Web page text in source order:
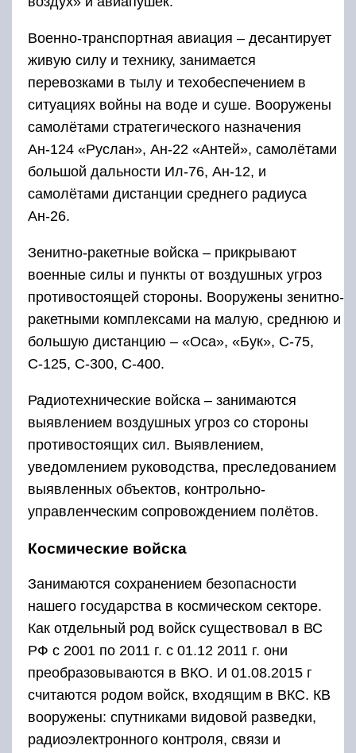
Военно-транспортная авиация – десантирует
живую силу и технику, занимается
перевозками в тылу и техобеспечением в
ситуациях войны на воде и суше. Вооружены
самолётами стратегического назначения
Ан-124 «Руслан», Ан-22 «Антей», самолётами
большой дальности Ил-76, Ан-12, и
самолётами дистанции среднего радиуса
Ан-26.
Зенитно-ракетные войска – прикрывают
военные силы и пункты от воздушных угроз
противостоящей стороны. Вооружены зенитно-
ракетными комплексами на малую, среднюю и
большую дистанцию – «Оса», «Бук», С-75,
С-125, С-300, С-400.
Радиотехнические войска – занимаются
выявлением воздушных угроз со стороны
противостоящих сил. Выявлением,
уведомлением руководства, преследованием
выявленных объектов, контрольно-
управленческим сопровождением полётов.
Космические войска
Занимаются сохранением безопасности
нашего государства в космическом секторе.
Как отдельный род войск существовал в ВС
РФ с 2001 по 2011 г. с 01.12 2011 г. они
преобразовываются в ВКО. И 01.08.2015 г
считаются родом войск, входящим в ВКС. КВ
вооружены: спутниками видовой разведки,
радиоэлектронного контроля, связи и